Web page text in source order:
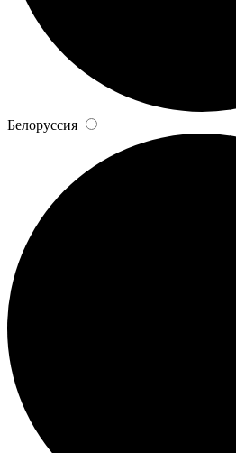
Белоруссия